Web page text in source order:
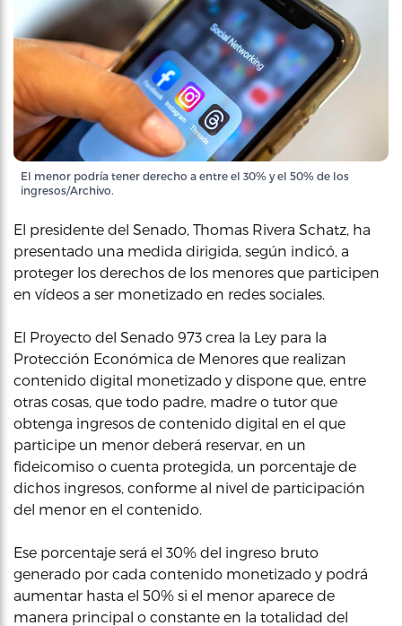
El menor podría tener derecho a entre el 30% y el 50% de los
ingresos/Archivo.
El presidente del Senado, Thomas Rivera Schatz, ha
presentado una medida dirigida, según indicó, a
proteger los derechos de los menores que participen
en vídeos a ser monetizado en redes sociales.
El Proyecto del Senado 973 crea la Ley para la
Protección Económica de Menores que realizan
contenido digital monetizado y dispone que, entre
otras cosas, que todo padre, madre o tutor que
obtenga ingresos de contenido digital en el que
participe un menor deberá reservar, en un
fideicomiso o cuenta protegida, un porcentaje de
dichos ingresos, conforme al nivel de participación
del menor en el contenido.
Ese porcentaje será el 30% del ingreso bruto
generado por cada contenido monetizado y podrá
aumentar hasta el 50% si el menor aparece de
manera principal o constante en la totalidad del